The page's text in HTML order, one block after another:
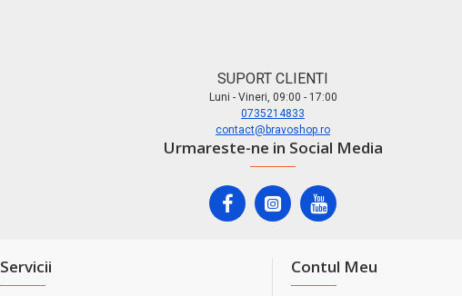
SUPORT CLIENTI
Luni - Vineri, 09:00 - 17:00
0735214833
contact@bravoshop.ro
Urmareste-ne in Social Media
Servicii Contul Meu